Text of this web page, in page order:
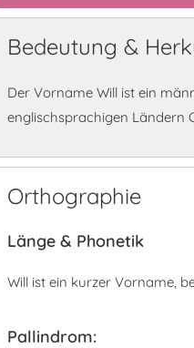
Bedeutung &
Der Vorname Will ist ein
englischsprachigen Ländern
Orthographie
Länge & Phonetik
Will ist ein kurzer Vorname,
Pallindrom: